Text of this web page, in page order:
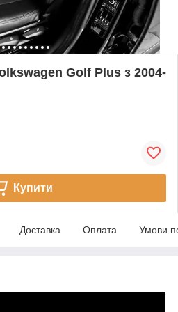
Golf Plus з 2004-
Купити
Доставка Оплата Умови